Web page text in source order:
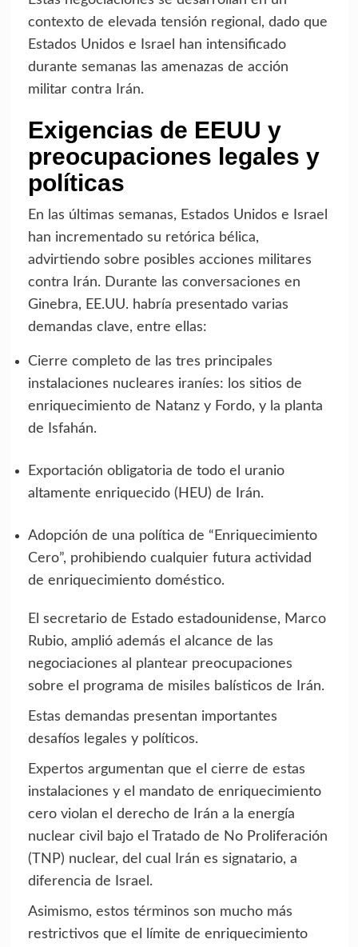
contexto de elevada tensión regional, dado que
Estados Unidos e Israel han intensificado
durante semanas las amenazas de acción
militar contra Irán.
Exigencias de EEUU y
preocupaciones legales y
políticas
En las últimas semanas, Estados Unidos e Israel
han incrementado su retórica bélica,
advirtiendo sobre posibles acciones militares
contra Irán. Durante las conversaciones en
Ginebra, EE.UU. habría presentado varias
demandas clave, entre ellas:
Cierre completo de las tres principales
instalaciones nucleares iraníes: los sitios de
enriquecimiento de Natanz y Fordo, y la planta
de Isfahán.
Exportación obligatoria de todo el uranio
altamente enriquecido (HEU) de Irán.
Adopción de una política de “Enriquecimiento
Cero”, prohibiendo cualquier futura actividad
de enriquecimiento doméstico.
El secretario de Estado estadounidense, Marco
Rubio, amplió además el alcance de las
negociaciones al plantear preocupaciones
sobre el programa de misiles balísticos de Irán.
Estas demandas presentan importantes
desafíos legales y políticos.
Expertos argumentan que el cierre de estas
instalaciones y el mandato de enriquecimiento
cero violan el derecho de Irán a la energía
nuclear civil bajo el Tratado de No Proliferación
(TNP) nuclear, del cual Irán es signatario, a
diferencia de Israel.
Asimismo, estos términos son mucho más
restrictivos que el límite de enriquecimiento